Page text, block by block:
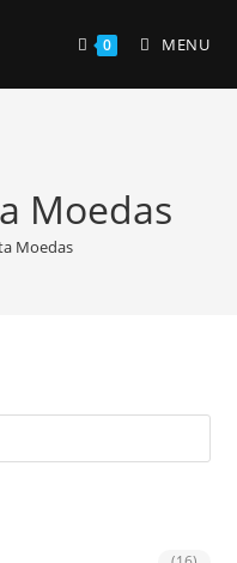
0 MENU
Moedas
Moedas